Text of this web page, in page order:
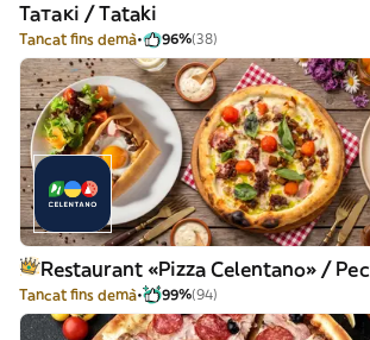
Татакі / Tataki
Tancat fins demà 96%(38)
Tancat fins demà 99%(94)